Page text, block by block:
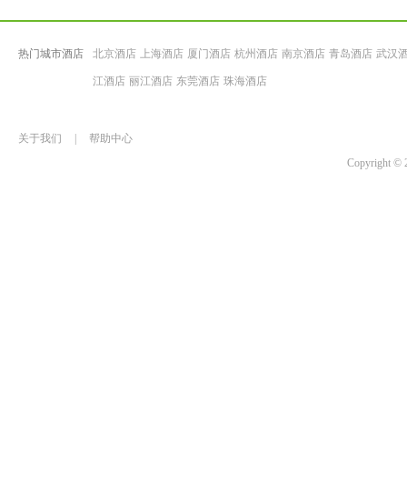
热门城市酒店 北京酒店 上海酒店 厦门酒店 杭州酒店 南京酒店 青岛酒店 武汉
江酒店 丽江酒店 东莞酒店 珠海酒店
关于我们
帮助中心
Copyright ©